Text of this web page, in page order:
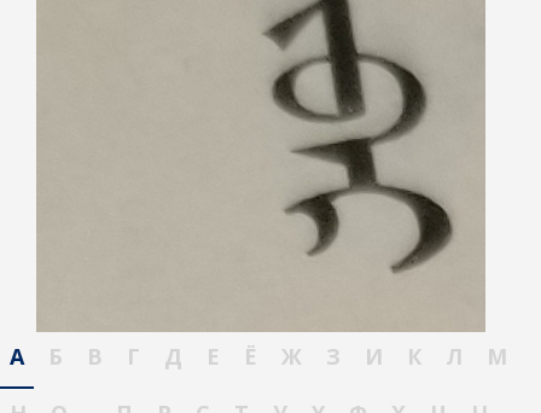
А Б В Г Д Е Ё Ж З И К Л
М